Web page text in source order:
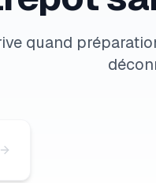
quand